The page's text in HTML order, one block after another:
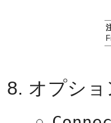
オプシ